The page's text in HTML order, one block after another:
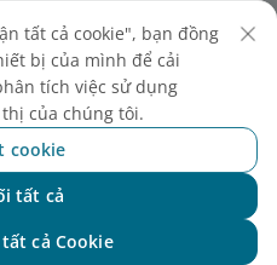
Cài đặt cookies
Nam - CTCP. Số 200
tất cả cookie", bạn đồng
bị của mình để cải
tích việc sử dụng
của chúng tôi.
cookie
tất cả
cả Cookie